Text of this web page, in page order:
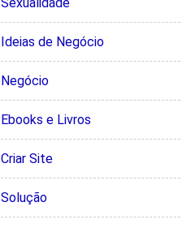
Ideias de Negócio
Negócio
Ebooks e Livros
Criar Site
Solução